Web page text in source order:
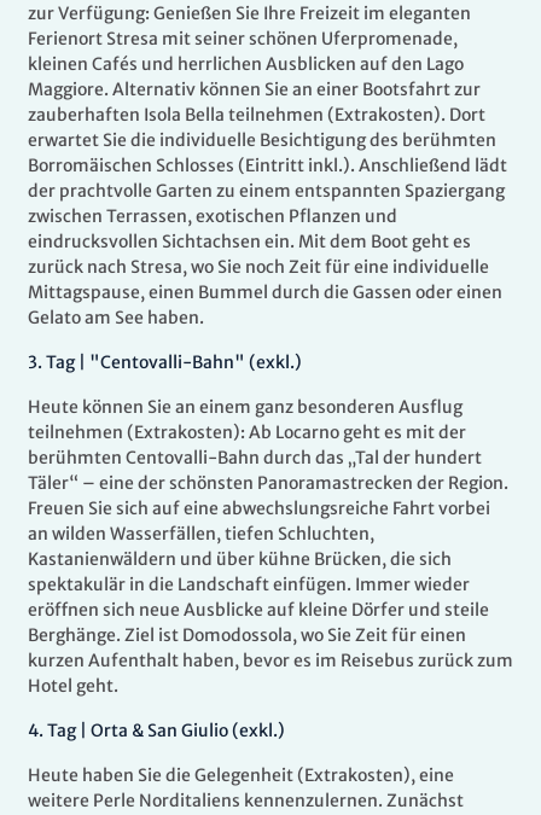
zur Verfügung: Genießen Sie Ihre Freizeit im eleganten
Ferienort Stresa mit seiner schönen Uferpromenade,
kleinen Cafés und herrlichen Ausblicken auf den Lago
Maggiore. Alternativ können Sie an einer Bootsfahrt zur
zauberhaften Isola Bella teilnehmen (Extrakosten). Dort
erwartet Sie die individuelle Besichtigung des berühmten
Borromäischen Schlosses (Eintritt inkl.). Anschließend lädt
der prachtvolle Garten zu einem entspannten Spaziergang
zwischen Terrassen, exotischen Pflanzen und
eindrucksvollen Sichtachsen ein. Mit dem Boot geht es
zurück nach Stresa, wo Sie noch Zeit für eine individuelle
Mittagspause, einen Bummel durch die Gassen oder einen
Gelato am See haben.
3. Tag | "Centovalli-Bahn" (exkl.)
Heute können Sie an einem ganz besonderen Ausflug
teilnehmen (Extrakosten): Ab Locarno geht es mit der
berühmten Centovalli-Bahn durch das „Tal der hundert
Täler“ – eine der schönsten Panoramastrecken der Region.
Freuen Sie sich auf eine abwechslungsreiche Fahrt vorbei
an wilden Wasserfällen, tiefen Schluchten,
Kastanienwäldern und über kühne Brücken, die sich
spektakulär in die Landschaft einfügen. Immer wieder
eröffnen sich neue Ausblicke auf kleine Dörfer und steile
Berghänge. Ziel ist Domodossola, wo Sie Zeit für einen
kurzen Aufenthalt haben, bevor es im Reisebus zurück zum
Hotel geht.
4. Tag | Orta & San Giulio (exkl.)
Heute haben Sie die Gelegenheit (Extrakosten), eine
weitere Perle Norditaliens kennenzulernen. Zunächst